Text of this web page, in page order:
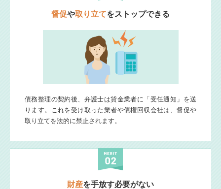
督促や取り立てをストップできる
債務整理の契約後、弁護士は貸金業者に「受任通知」を送
ります。これを受け取った業者や債権回収会社は、督促や
取り立てを法的に禁止されます。
財産を手放す必要がない